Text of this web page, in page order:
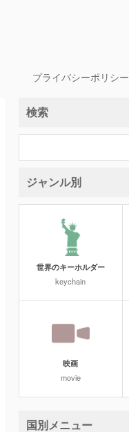
プライバシーポリシー
検索
ジャンル別
世界のキーホルダー
keychain
映画
movie
国別メニュー